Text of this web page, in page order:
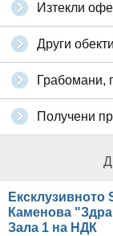
Изтекли
Други
Грабомани,
Получени
Ексклузивното
Каменова
Зала 1 на НДК